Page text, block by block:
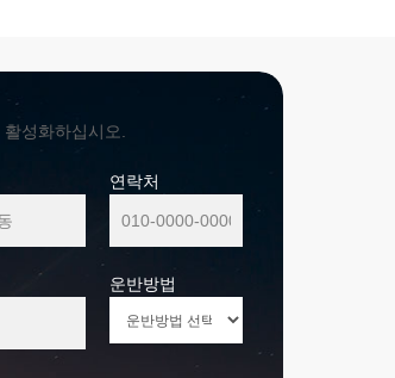
성화하십시오.
연락처
운반방법